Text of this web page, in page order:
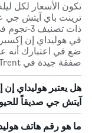
تكون الأسعار لكل
في هوليداي إن
صفقة جيدة في Stoke-on-Trent لقاء فندق بتصنيف 3-نجوم.
هل يعتبر هوليداي
آيتش جي صديقاً
ما هو رقم هاتف